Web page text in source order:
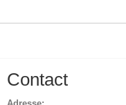
Contact